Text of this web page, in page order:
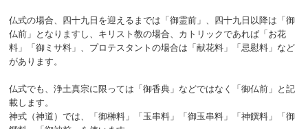
仏式の場合、四十九日を迎えるまでは「御霊前」、四十九日以降は「御
仏前」となりますし、キリスト教の場合、カトリックであれば「お花
料」「御ミサ料」、プロテスタントの場合は「献花料」「忌慰料」など
があります。
仏式でも、浄土真宗に限っては「御香典」などではなく「御仏前」と記
載します。
神式（神道）では、「御榊料」「玉串料」「御玉串料」「神饌料」「御